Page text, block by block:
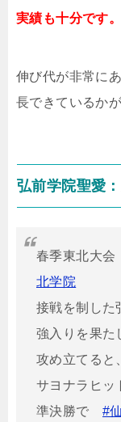
実績も十分です。
伸び代が非常に
長できているか
弘前学院聖愛
春季東北大
北学院
接戦を制した
強入りを果た
攻め立てる
サヨナラヒッ
準決勝で #